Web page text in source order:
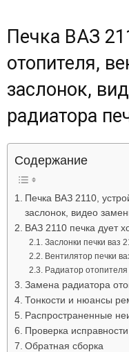
Печка ВАЗ
отопителя,
заслонок,
радиатора
Содержание
Печка ВАЗ 2110,
заслонок, видео
ВАЗ 2110 печка дует
Заслонки печки ваз
Вентилятор печки
Радиатор отопителя
Замена радиатора
Тонкости и нюансы
Распространенные
Проверка исправности
Обратная сборка